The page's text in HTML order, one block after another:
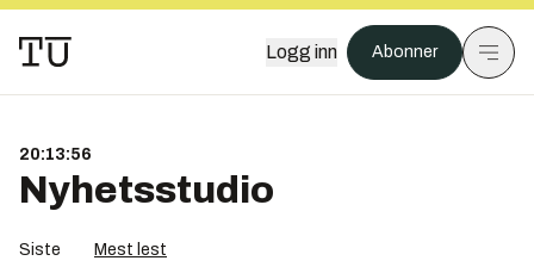
Logg inn Abonner
20:13:57
Nyhetsstudio
Siste Mest lest